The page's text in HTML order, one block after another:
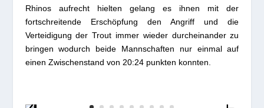
Rhinos aufrecht hielten gelang es ihnen mit der
fortschreitende Erschöpfung den Angriff und die
Verteidigung der Trout immer wieder durcheinander zu
bringen wodurch beide Mannschaften nur einmal auf
einen Zwischenstand von 20:24 punkten konnten.